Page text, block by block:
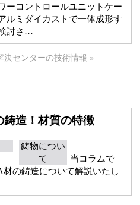
ーコントロールユニットケー
ルミダイカストで一体成形す
討さ…
決センターの技術情報 »
鋳造！材質の特徴
鋳物につい
て
当コラムで
材の鋳造について解説いたし